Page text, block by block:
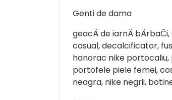
Genti de dama
geacÄ de iarnÄ
casual, decalcificator,
hanorac nike
portofele piele femei,
neagra, nike negrii,